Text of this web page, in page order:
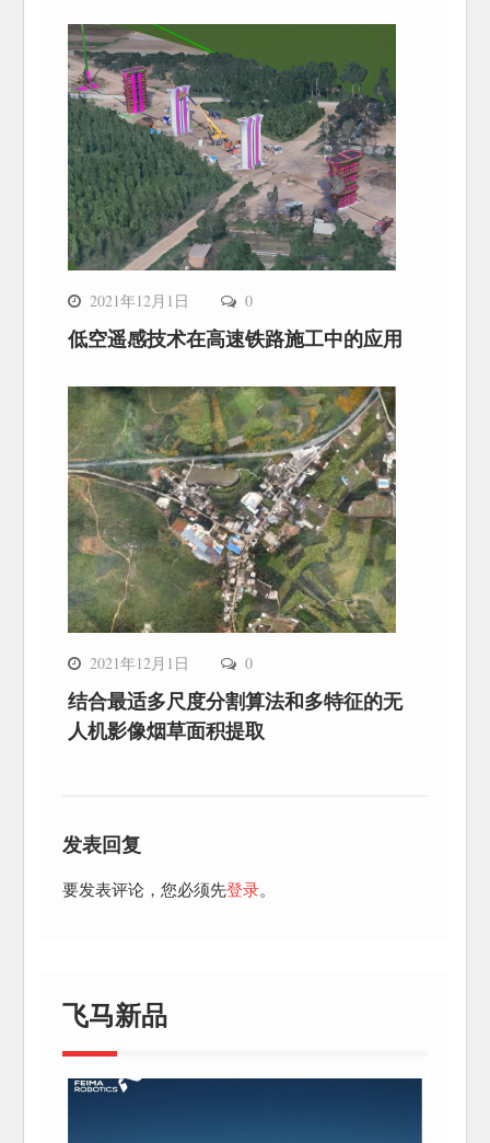
2021年12月1日 0
低空遥感技术在高速铁路施工中的应用
2021年12月1日 0
结合最适多尺度分割算法和多特征的无
人机影像烟草面积提取
发表回复
要发表评论，您必须先登录。
飞马新品